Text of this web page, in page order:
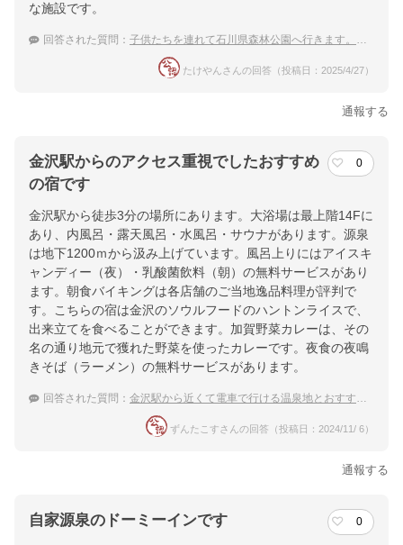
な施設です。
回答された質問： 子供たちを連れて石川県森林公園へ行きます。帰りに周辺で日帰り温泉に入りたい。おすすめを教えて下さい。
たけやんさんの回答（投稿日：2025/4/27）
通報する
金沢駅からのアクセス重視でしたおすすめ
の宿です
0
金沢駅から徒歩3分の場所にあります。大浴場は最上階14Fに
あり、内風呂・露天風呂・水風呂・サウナがあります。源泉
は地下1200ｍから汲み上げています。風呂上りにはアイスキ
ャンディー（夜）・乳酸菌飲料（朝）の無料サービスがあり
ます。朝食バイキングは各店舗のご当地逸品料理が評判で
す。こちらの宿は金沢のソウルフードのハントンライスで、
出来立てを食べることができます。加賀野菜カレーは、その
名の通り地元で獲れた野菜を使ったカレーです。夜食の夜鳴
きそば（ラーメン）の無料サービスがあります。
回答された質問： 金沢駅から近くて電車で行ける温泉地とおすすめの宿
ずんたこすさんの回答（投稿日：2024/11/ 6）
通報する
自家源泉のドーミーインです 0